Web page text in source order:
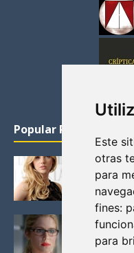
Este
otras
para
fines:
para
Popular Posts
KATHERYN
VIKINGOS
Junio 14,
FELICITY
MAS
Noviembre